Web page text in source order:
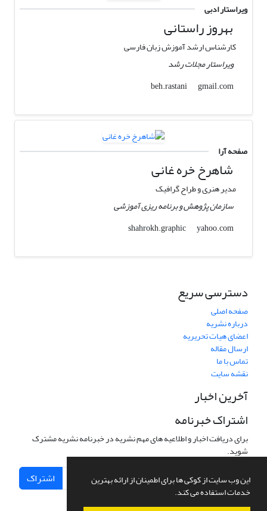
این وب سایت از کوکی ها برای اطمینان از ارائه بهترین
خدمات استفاده می کند.
ویراستار ادبی
بهروز راستانی
کارشناس ارشد آموزش زبان فارسی
ویراستار مجلات رشد
beh.rastani
gmail.com
صفحه آرا
شاهرخ خره غانی
مدیر هنری و طراح گرافیک
سازمان پژوهش و برنامه ریزی آموزشی
shahrokh.graphic
yahoo.com
دسترسی سریع
صفحه اصلی
درباره نشریه
اعضای هیات تحریریه
ارسال مقاله
تماس با ما
نقشه سایت
آخرین اخبار
اشتراک خبرنامه
برای دریافت اخبار و اطلاعیه های مهم نشریه در خبرنامه نشریه مشترک
شوید.
اشتراک